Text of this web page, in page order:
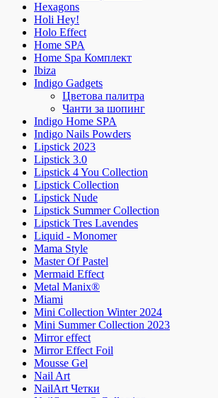
Hexagons
Holi Hey!
Holo Effect
Home SPA
Home Spa Комплект
Ibiza
Indigo Gadgets
Цветова палитра
Чанти за шопинг
Indigo Home SPA
Indigo Nails Powders
Lipstick 2023
Lipstick 3.0
Lipstick 4 You Collection
Lipstick Collection
Lipstick Nude
Lipstick Summer Collection
Lipstick Tres Lavendes
Liquid - Monomer
Mama Style
Master Of Pastel
Mermaid Effect
Metal Manix®
Miami
Mini Collection Winter 2024
Mini Summer Collection 2023
Mirror effect
Mirror Effect Foil
Mousse Gel
Nail Art
NailArt Четки